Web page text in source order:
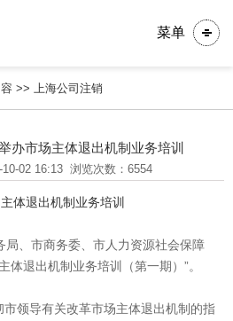
菜单
>>上海公司注销
办市场主体退出机制业务培训
02 16:13 浏览次数：6554
体退出机制业务培训
局、市商务委、市人力资源社会保障
体退出机制业务培训（第一期）”。
领导有关改革市场主体退出机制的指